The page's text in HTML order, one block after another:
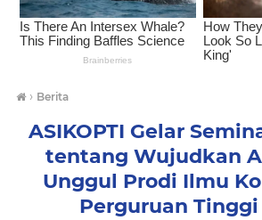
› Berita
ASIKOPTI Gelar
tentang Wujudkan
Unggul Prodi Ilmu
Perguruan